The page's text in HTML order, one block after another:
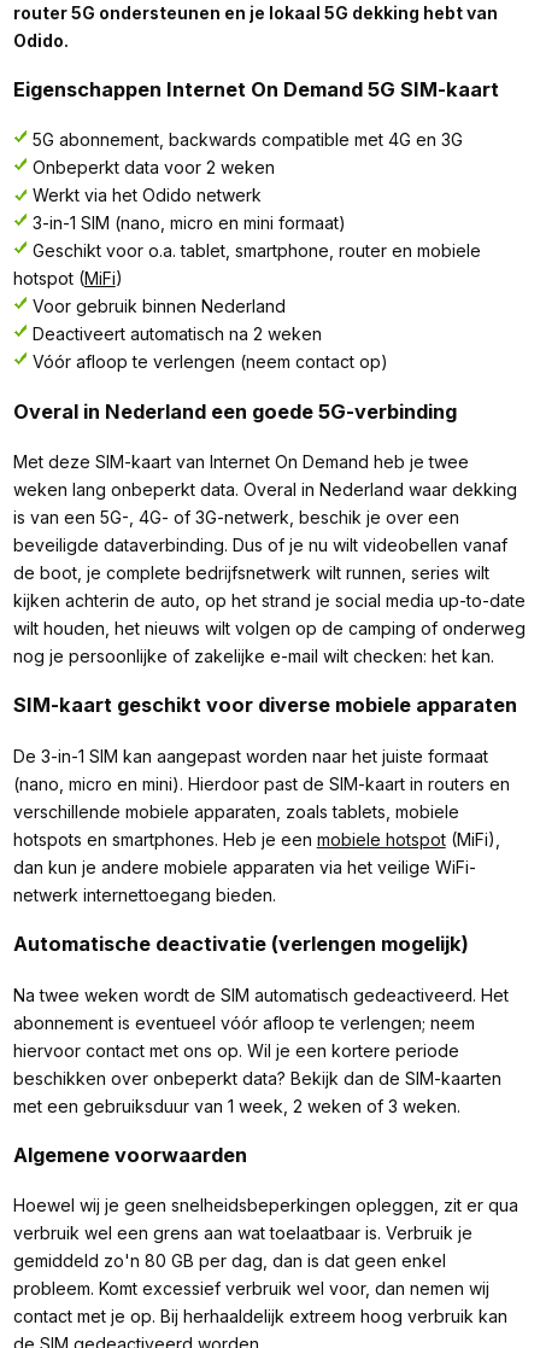
router 5G ondersteunen en je lokaal 5G dekking hebt van
Odido.
Eigenschappen Internet On Demand 5G SIM-kaart
5G abonnement, backwards compatible met 4G en 3G
Onbeperkt data voor 2 weken
Werkt via het Odido netwerk
3-in-1 SIM (nano, micro en mini formaat)
Geschikt voor o.a. tablet, smartphone, router en mobiele
hotspot (MiFi)
Voor gebruik binnen Nederland
Deactiveert automatisch na 2 weken
Vóór afloop te verlengen (neem contact op)
Overal in Nederland een goede 5G-verbinding
Met deze SIM-kaart van Internet On Demand heb je twee
weken lang onbeperkt data. Overal in Nederland waar dekking
is van een 5G-, 4G- of 3G-netwerk, beschik je over een
beveiligde dataverbinding. Dus of je nu wilt videobellen vanaf
de boot, je complete bedrijfsnetwerk wilt runnen, series wilt
kijken achterin de auto, op het strand je social media up-to-date
wilt houden, het nieuws wilt volgen op de camping of onderweg
nog je persoonlijke of zakelijke e-mail wilt checken: het kan.
SIM-kaart geschikt voor diverse mobiele apparaten
De 3-in-1 SIM kan aangepast worden naar het juiste formaat
(nano, micro en mini). Hierdoor past de SIM-kaart in routers en
verschillende mobiele apparaten, zoals tablets, mobiele
hotspots en smartphones. Heb je een mobiele hotspot(MiFi),
dan kun je andere mobiele apparaten via het veilige WiFi-
netwerk internettoegang bieden.
Automatische deactivatie (verlengen mogelijk)
Na twee weken wordt de SIM automatisch gedeactiveerd. Het
abonnement is eventueel vóór afloop te verlengen; neem
hiervoor contact met ons op. Wil je een kortere periode
beschikken over onbeperkt data? Bekijk dan de SIM-kaarten
met een gebruiksduur van 1 week, 2 weken of 3 weken.
Algemene voorwaarden
Hoewel wij je geen snelheidsbeperkingen opleggen, zit er qua
verbruik wel een grens aan wat toelaatbaar is. Verbruik je
gemiddeld zo'n 80 GB per dag, dan is dat geen enkel
probleem. Komt excessief verbruik wel voor, dan nemen wij
contact met je op. Bij herhaaldelijk extreem hoog verbruik kan